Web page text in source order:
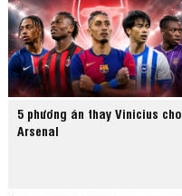
5 phương án thay Vinicius cho
Arsenal